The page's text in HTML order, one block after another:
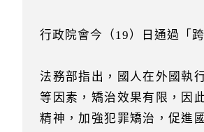
行政院會今（19）日通過「
法務部指出，國人在外國執
等因素，矯治效果有限，因
精神，加強犯罪矯治，促進